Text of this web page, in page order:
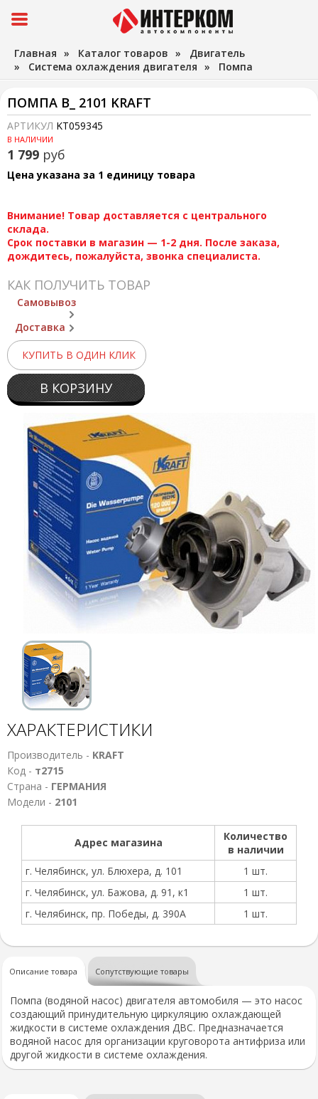
Главная » Каталог товаров » Двигатель
» Система охлаждения двигателя » Помпа
ПОМПА В_ 2101 KRAFT
АРТИКУЛ KT059345
В НАЛИЧИИ
1 799 руб
Цена указана за 1 единицу товара
Внимание! Товар доставляется с центрального
склада.
Срок поставки в магазин — 1-2 дня. После заказа,
дождитесь, пожалуйста, звонка специалиста.
КАК ПОЛУЧИТЬ ТОВАР
Самовывоз
Доставка
КУПИТЬ В ОДИН КЛИК
В КОРЗИНУ
ХАРАКТЕРИСТИКИ
Производитель - KRAFT
Код - т2715
Страна - ГЕРМАНИЯ
Модели - 2101
Адрес магазина
Количество
в наличии
г. Челябинск, ул. Блюхера, д. 101
1 шт.
г. Челябинск, ул. Бажова, д. 91, к1
1 шт.
г. Челябинск, пр. Победы, д. 390А
1 шт.
Описание товара Сопутствующие товары
Помпа (водяной насос) двигателя автомобиля — это насос
создающий принудительную циркуляцию охлаждающей
жидкости в системе охлаждения ДВС. Предназначается
водяной насос для организации круговорота антифриза или
другой жидкости в системе охлаждения.